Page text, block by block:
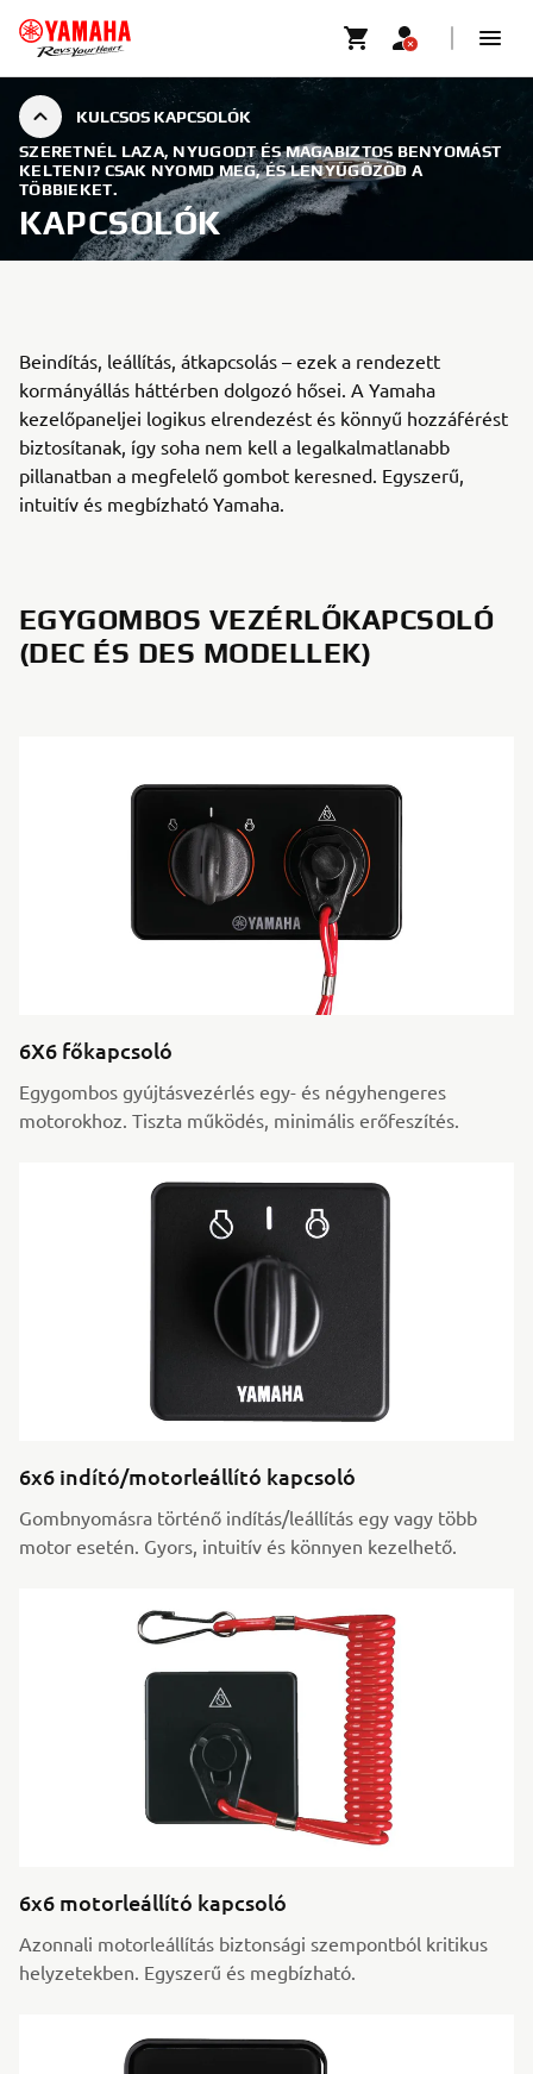
KULCSOS KAPCSOLÓK
SZERETNÉL LAZA, NYUGODT ÉS MAGABIZTOS BENYOMÁST
KELTENI? CSAK NYOMD MEG, ÉS LENYŰGÖZÖD A
TÖBBIEKET.
KAPCSOLÓK
Beindítás, leállítás, átkapcsolás – ezek a rendezett
kormányállás háttérben dolgozó hősei. A Yamaha
kezelőpaneljei logikus elrendezést és könnyű hozzáférést
biztosítanak, így soha nem kell a legalkalmatlanabb
pillanatban a megfelelő gombot keresned. Egyszerű,
intuitív és megbízható Yamaha.
EGYGOMBOS VEZÉRLŐKAPCSOLÓ
(DEC ÉS DES MODELLEK)
6X6 főkapcsoló
Egygombos gyújtásvezérlés egy- és négyhengeres
motorokhoz. Tiszta működés, minimális erőfeszítés.
6x6 indító/motorleállító kapcsoló
Gombnyomásra történő indítás/leállítás egy vagy több
motor esetén. Gyors, intuitív és könnyen kezelhető.
6x6 motorleállító kapcsoló
Azonnali motorleállítás biztonsági szempontból kritikus
helyzetekben. Egyszerű és megbízható.